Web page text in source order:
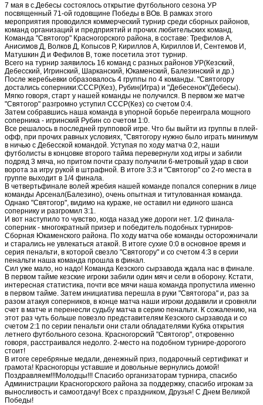
7 мая в с.Дебесы состоялось открытие футбольного сезона УР
посвященный 71-ой годовщине Победы в ВОв. В рамках этого
мероприятия проводился коммерческий турнир среди сборных районов,
команд организаций и предприятий и прочих любительских команд.
Команда "Святогор" Красногорского района, в составе: Трефилов А,
Анисимов Д, Волков Д, Копысов Р, Кириллов А, Кириллов И, Сентемов И,
Матушкин Д и Фефилов В, тоже посетила этот турнир.
Всего на турнир заявилось 16 команд с разных районов УР(Кезский,
Дебесский, Игринский, Шарканский, Юкаменский, Балезинский и др.)
После жеребьевки образовалось 4 группы по 4 команды. "Святогору
достались соперники:СССР(Кез), Рубин(Игра) и "Дебесенок"(Дебесы).
Мягко говоря, старт у нашей команды не получился. В первом же матче
"Святогор" разгромно уступил СССР(Кез) со счетом 0:4.
Затем собравшись наша команда в упорной борьбе переиграла мощного
соперника - игринский Рубин со счетом 1:0.
Все решалось в последней групповой игре. Что бы выйти из группы в плей-
офф, при прочих равных условиях, "Святогору нужно было играть минимум
в ничью с Дебесской командой. Уступая по ходу матча 0:2, наши
футболисты в концовке второго тайма перевернули ход игры и забили
подряд 3 мяча, но притом почти сразу получили 6-метровый удар в свои
ворота за игру рукой в штрафной. В итоге 3:3 и "Святогор" со 2-го места в
группе выходит в 1/4 финала.
В четвертьфинале волей жребия нашей команде попался соперник в лице
команды Арсенал(Балезино), очень опытная и титулованная команда.
Однако "Святогор", видимо на кураже, не оставил ни единого шанса
сопернику и разгромил 3:1.
И вот наступило то чувство, когда назад уже дороги нет. 1/2 финала-
соперник - многократный призер и победитель подобных турниров-
Сборная Юкаменского района. По ходу матча обе команды осторожничали
и старались не увлекаться атакой. В итоге сухие 0:0 в основное время и
серия пенальти, в которой свезло "Святогору" и со счетом 4:3 в серии
пенальти наша команда прошла в финал.
Сил уже мало, но надо! Команда Кезского сырзавода ждала нас в финале.
В первом тайме кезские игроки забили один мяч и сели в оборону. Кстати,
интересная статистика, почти все мячи наша команда пропустила именно
в первом тайме. Затем инициатива перешла в руки "Святогора" и, раз за
разом атакуя соперников, в конце матча наши игроки додавили и сровняли
счет в матче и перенесли судьбу матча в серию пенальти. К сожалению, на
этот раз чуть больше повезло представителям Кезского сырзавода и со
счетом 2:1 по серии пенальти они стали обладателями Кубка открытия
летнего футбольного сезона. Красногорский "Святогор", откровенно
говоря, расстраивался недолго. 2-место на подобном турнире-дорогого
стоит!
В итоге серебряные медали, денежный приз, подарочный сертификат и
грамота! Красногорцы уставшие и довольные вернулись домой!
Поздравляем!!!Молодцы!!! Спасибо организаторам турнира, спасибо
Администрации Красногорского района за поддержку, спасибо игрокам за
выносливость и самоотдачу! Всех с праздником, Друзья! С Днем Великой
Победы!